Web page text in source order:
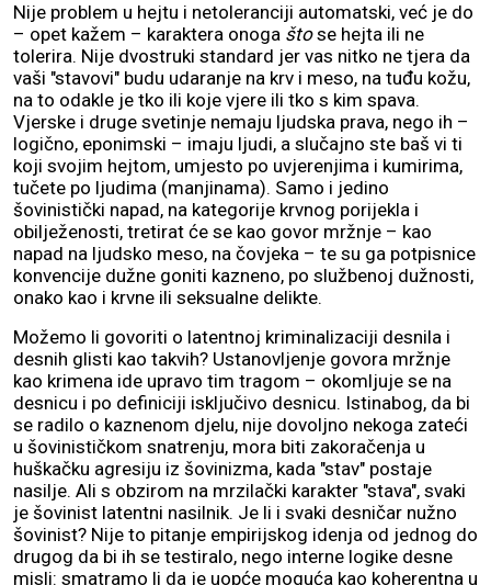
Nije problem u hejtu i netoleranciji automatski, već je do
– opet kažem – karaktera onoga štose hejta ili ne
tolerira. Nije dvostruki standard jer vas nitko ne tjera da
vaši "stavovi" budu udaranje na krv i meso, na tuđu kožu,
na to odakle je tko ili koje vjere ili tko s kim spava.
Vjerske i druge svetinje nemaju ljudska prava, nego ih –
logično, eponimski – imaju ljudi, a slučajno ste baš vi ti
koji svojim hejtom, umjesto po uvjerenjima i kumirima,
tučete po ljudima (manjinama). Samo i jedino
šovinistički napad, na kategorije krvnog porijekla i
obilježenosti, tretirat će se kao govor mržnje – kao
napad na ljudsko meso, na čovjeka – te su ga potpisnice
konvencije dužne goniti kazneno, po službenoj dužnosti,
onako kao i krvne ili seksualne delikte.
Možemo li govoriti o latentnoj kriminalizaciji desnila i
desnih glisti kao takvih? Ustanovljenje govora mržnje
kao krimena ide upravo tim tragom – okomljuje se na
desnicu i po definiciji isključivo desnicu. Istinabog, da bi
se radilo o kaznenom djelu, nije dovoljno nekoga zateći
u šovinističkom snatrenju, mora biti zakoračenja u
huškačku agresiju iz šovinizma, kada "stav" postaje
nasilje. Ali s obzirom na mrzilački karakter "stava", svaki
je šovinist latentni nasilnik. Je li i svaki desničar nužno
šovinist? Nije to pitanje empirijskog idenja od jednog do
drugog da bi ih se testiralo, nego interne logike desne
misli: smatramo li da je uopće moguća kao koherentna u